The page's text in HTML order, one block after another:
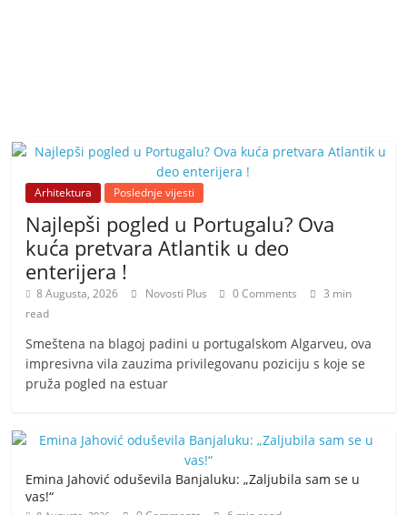
Arhitektura Poslednje vijesti
Najlepši pogled u Portugalu? Ova
kuća pretvara Atlantik u deo
enterijera !
8 Augusta, 2026 Novosti Plus 0 Comments
3 min
read
Smeštena na blagoj padini u portugalskom Algarveu, ova
impresivna vila zauzima privilegovanu poziciju s koje se
pruža pogled na estuar
Emina Jahović oduševila Banjaluku: „Zaljubila sam se u
vas!“